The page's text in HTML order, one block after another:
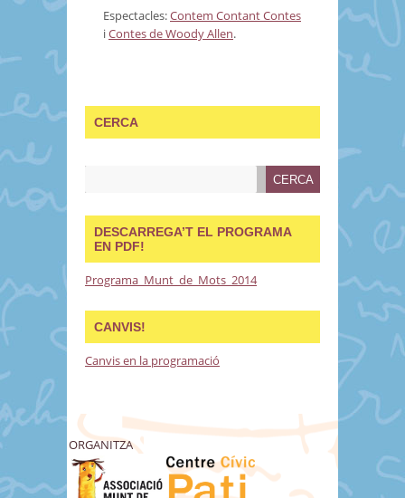
Espectacles:Contem Contant Contes
iContes de Woody Allen.
CERCA
DESCARREGA’T EL PROGRAMA
EN PDF!
Programa_Munt_de_Mots_2014
CANVIS!
Canvis en la programació
ORGANITZA